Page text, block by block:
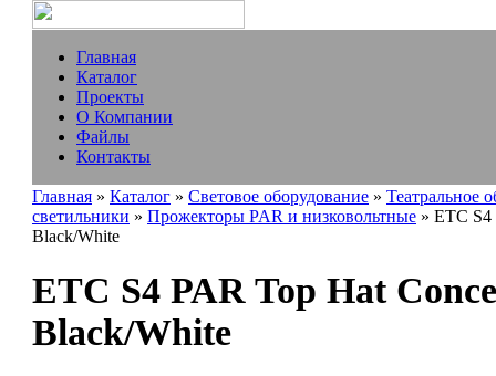
Главная
Каталог
Проекты
О Компании
Файлы
Контакты
Главная » Каталог » Световое оборудование » Театральное
светильники » Прожекторы PAR и низковольтные » ETC
Black/White
ETC S4 PAR Top Hat
Black/White